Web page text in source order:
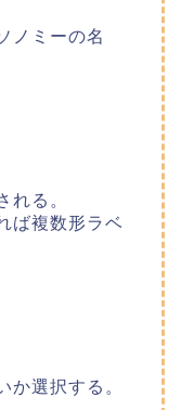
ノミーの名
れる。
ば複数形ラベ
か選択する。